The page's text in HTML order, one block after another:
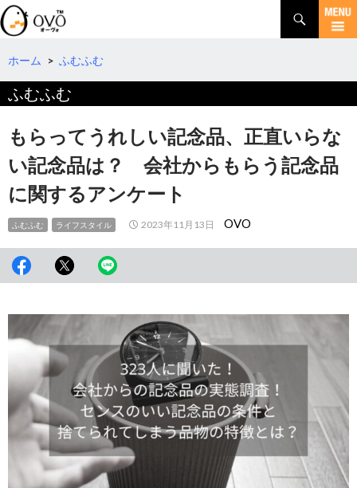
検
索
コ
テ
へ
ホーム > ふむふむ
ふむふむ
もらってうれしい記念品、正直いらな
い記念品は？ 会社からもらう記念品
に関するアンケート
ふむふむ ライフスタイル 2023年11月13日 OVO